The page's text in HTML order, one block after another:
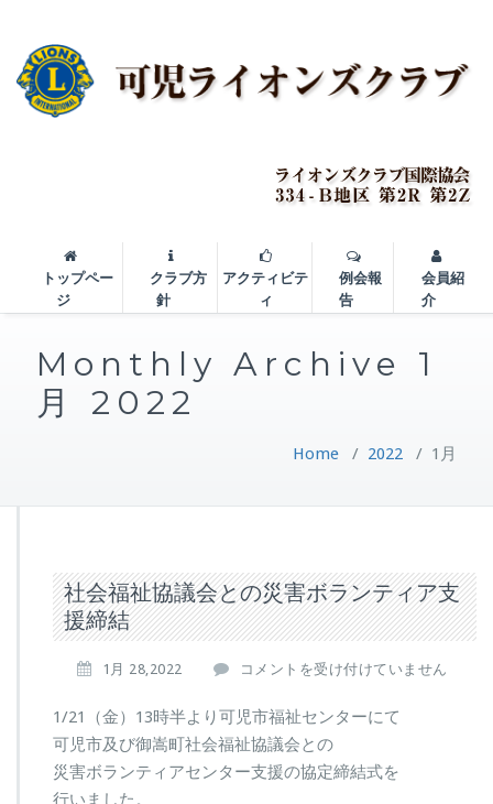
トップペー
ジ
クラブ方
針
アクティビテ
ィ
例会報
告
会員紹
介
Monthly Archive 1
月 2022
Home / 2022 / 1月
社会福祉協議会との災害ボランティア支
援締結
1月 28,2022
社
福
祉
協
議
コメントを受け付けていません
1/21（金）13時半より可児市福祉センターにて
可児市及び御嵩町社会福祉協議会との
災害ボランティアセンター支援の協定締結式を
行いました。